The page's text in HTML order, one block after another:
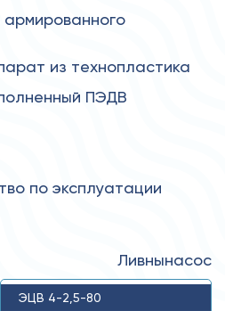
из технопластика
ПЭДВ
по эксплуатации
Ливнынасос
ЭЦВ 4-2,5-80